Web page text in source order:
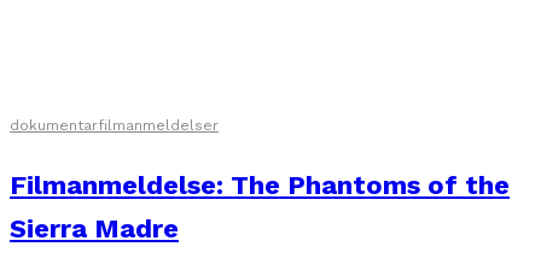
dokumentarfilmanmeldelser
Filmanmeldelse: The Phantoms of the
Sierra Madre